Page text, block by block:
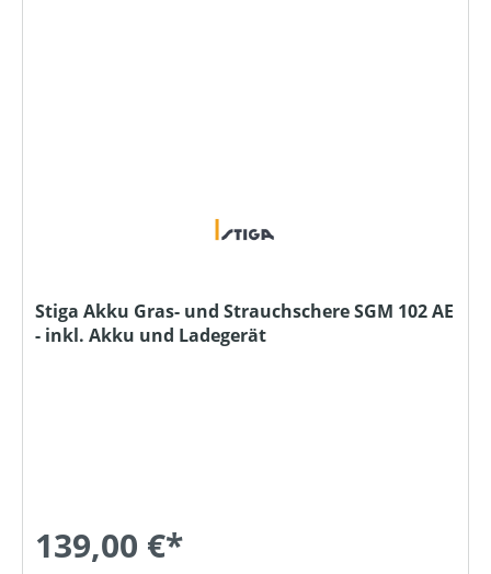
Stiga Akku Gras- und Strauchschere SGM 102 AE
- inkl. Akku und Ladegerät
139,00 €*